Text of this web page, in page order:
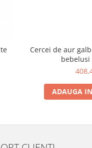
Cercei de aur
bebelusi
ADAUGA